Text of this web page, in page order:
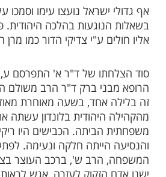
הייתה לו בכל הנוגע
ומתמסר, ורבים מעמיתיו
ברפואה שנים רבות ועזר
של המקרים היו האבחנות
ולכן אין זה פלא שהוא קנה
העולם. פרופסרים רבים הפנו
לקבלת אבחנה.